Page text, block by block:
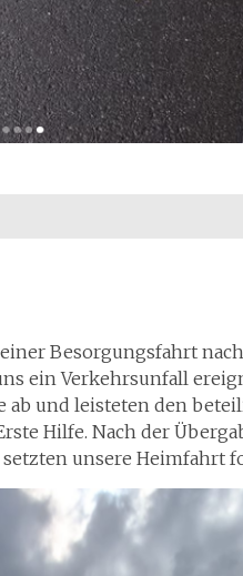
Besorgungsfahrt
ein Verkehrsunfall
ab und leisteten den
Hilfe. Nach der
unsere Heimfahrt